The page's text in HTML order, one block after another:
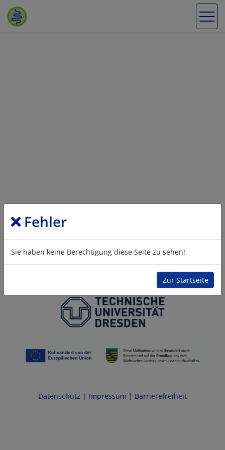
Fehler
Sie haben keine Berechtigung diese Seite zu sehen!
Zur Startseite
Datenschutz | Impressum | Barrierefreiheit